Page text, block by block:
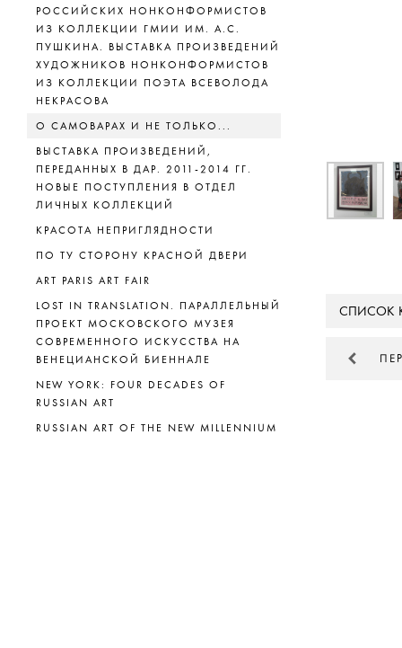
РОССИЙСКИХ НОНКОНФОРМИСТОВ
ИЗ КОЛЛЕКЦИИ ГМИИ ИМ. А.С.
ПУШКИНА. ВЫСТАВКА ПРОИЗВЕДЕНИЙ
ХУДОЖНИКОВ НОНКОНФОРМИСТОВ
ИЗ КОЛЛЕКЦИИ ПОЭТА ВСЕВОЛОДА
НЕКРАСОВА
О САМОВАРАХ И НЕ ТОЛЬКО...
ВЫСТАВКА ПРОИЗВЕДЕНИЙ,
ПЕРЕДАННЫХ В ДАР. 2011-2014 ГГ.
НОВЫЕ ПОСТУПЛЕНИЯ В ОТДЕЛ
ЛИЧНЫХ КОЛЛЕКЦИЙ
КРАСОТА НЕПРИГЛЯДНОСТИ
ПО ТУ СТОРОНУ КРАСНОЙ ДВЕРИ
ART PARIS ART FAIR
LOST IN TRANSLATION. ПАРАЛЛЕЛЬНЫЙ
ПРОЕКТ МОСКОВСКОГО МУЗЕЯ
СОВРЕМЕННОГО ИСКУССТВА НА
ВЕНЕЦИАНСКОЙ БИЕННАЛЕ
NEW YORK: FOUR DECADES OF
RUSSIAN ART
RUSSIAN ART OF THE NEW MILLENNIUM
СПИСОК